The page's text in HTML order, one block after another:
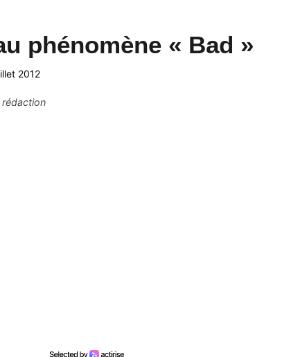
phénomène « Bad »
2012
rédaction